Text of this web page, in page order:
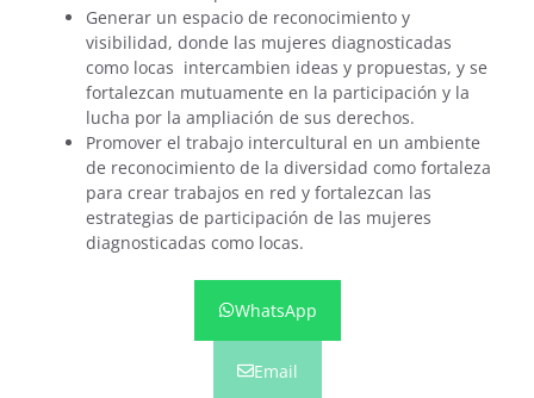
Generar un espacio de reconocimiento y
visibilidad, donde las mujeres diagnosticadas
como locas intercambien ideas y propuestas, y se
fortalezcan mutuamente en la participación y la
lucha por la ampliación de sus derechos.
Promover el trabajo intercultural en un ambiente
de reconocimiento de la diversidad como fortaleza
para crear trabajos en red y fortalezcan las
estrategias de participación de las mujeres
diagnosticadas como locas.
WhatsApp
Email